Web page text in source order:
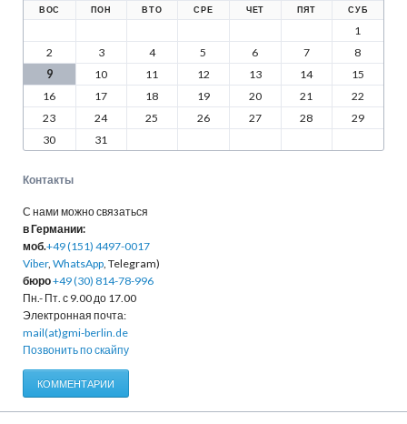
ВОС ПОН ВТО СРЕ ЧЕТ ПЯТ СУБ
1
2
3 4 5 6 7
8
9
10 11 12 13 14
15
16
17 18 19 20 21
22
23
24 25 26 27 28
29
30
31
Контакты
С нами можно связаться
в Германии:
моб.+49 (151) 4497-0017
Viber, WhatsApp, Telegram)
бюро+49 (30) 814-78-996
Пн.- Пт. с 9.00 до 17.00
Электронная почта:
mail(at)gmi-berlin.de
Позвонить по скайпу
КОММЕНТАРИИ